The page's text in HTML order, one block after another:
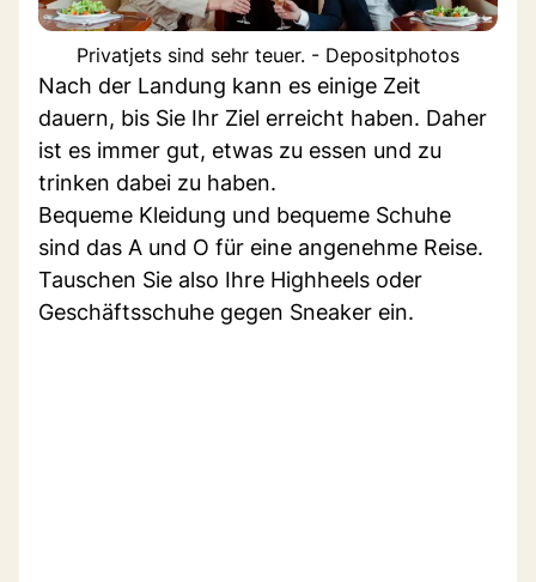
Privatjets sind sehr teuer. - Depositphotos
Nach der Landung kann es einige Zeit
dauern, bis Sie Ihr Ziel erreicht haben. Daher
ist es immer gut, etwas zu essen und zu
trinken dabei zu haben.
Bequeme Kleidung und bequeme Schuhe
sind das A und O für eine angenehme Reise.
Tauschen Sie also Ihre Highheels oder
Geschäftsschuhe gegen Sneaker ein.